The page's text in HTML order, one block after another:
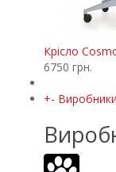
Крісло
6750 грн.
+- Виробники